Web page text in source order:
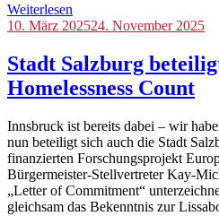
Weiterlesen
Blog,
10. März 202524. November 2025
Stadt Salzburg
Homelessness Count
Innsbruck ist bereits dabei – wir
nun beteiligt sich auch die Stadt
finanzierten Forschungsprojekt
Bürgermeister-Stellvertreter Kay-
„Letter of Commitment“
gleichsam das Bekenntnis zur